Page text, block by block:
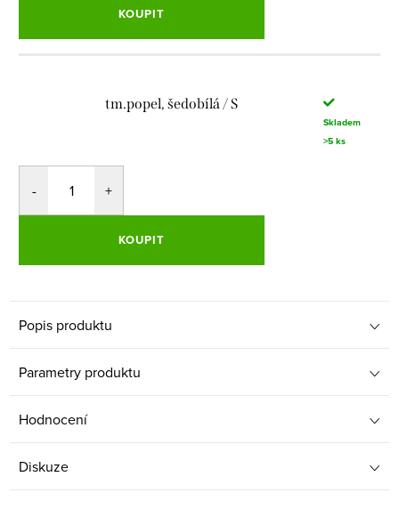
KOUPIT
tm.popel, šedobílá / S
Skladem
>5 ks
KOUPIT
Popis produktu
Parametry produktu
Hodnocení
Diskuze